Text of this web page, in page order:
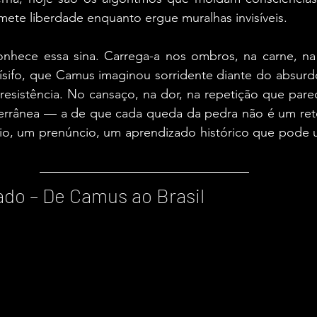
liberdade enquanto ergue muralhas invisíveis.
essa sina. Carrega-a nos ombros, na carne,
que Camus imaginou sorridente diante do
No cansaço, na dor, na repetição que
— a de que cada queda da pedra não é um
um prenúncio, um aprendizado histórico que pode
– De Camus ao Brasil